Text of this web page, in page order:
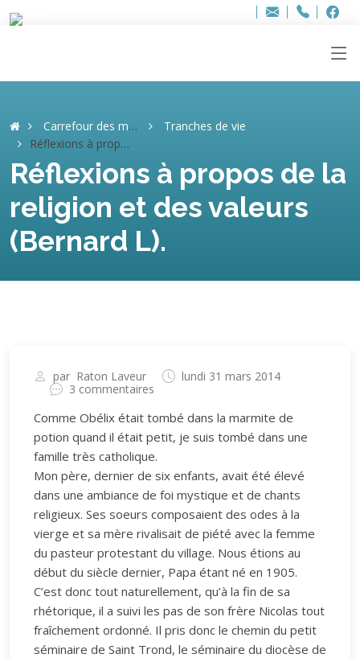
Adresse
info..hâthe..
Tel.
Tel.
Carrefour des mémoires
Tranches de vie
Réflexions à propos de la religion et des valeurs (Bernard L).
Réflexions à propos de la
religion et des valeurs
(Bernard L).
par Raton Laveur
lundi 31 mars 2014
3 commentaires
Comme Obélix était tombé dans la marmite de
potion quand il était petit, je suis tombé dans une
famille très catholique.
Mon père, dernier de six enfants, avait été élevé
dans une ambiance de foi mystique et de chants
religieux. Ses soeurs composaient des odes à la
vierge et sa mère rivalisait de piété avec la femme
du pasteur protestant du village. Nous étions au
début du siècle dernier, Papa étant né en 1905.
C’est donc tout naturellement, qu’à la fin de sa
rhétorique, il a suivi les pas de son frère Nicolas tout
fraîchement ordonné. Il pris donc le chemin du petit
séminaire de Saint Trond, le séminaire du diocèse de